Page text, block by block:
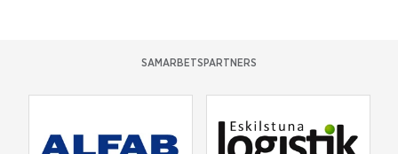
SAMARBETSPARTNERS